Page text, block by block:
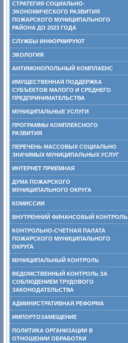
СТРАТЕГИЯ СОЦИАЛЬНО-
ЭКОНОМИЧЕСКОГО РАЗВИТИЯ
ПОЖАРСКОГО МУНИЦИПАЛЬНОГО
РАЙОНА ДО 2023 ГОДА
СЛУЖБЫ ИНФОРМИРУЮТ
ЭКОЛОГИЯ
АНТИМОНОПОЛЬНЫЙ КОМПЛАЕНС
ИМУЩЕСТВЕННАЯ ПОДДЕРЖКА
СУБЪЕКТОВ МАЛОГО И СРЕДНЕГО
ПРЕДПРИНИМАТЕЛЬСТВА
МУНИЦИПАЛЬНЫЕ УСЛУГИ
ПРОГРАММЫ КОМПЛЕКСНОГО
РАЗВИТИЯ
ПЕРЕЧЕНЬ МАССОВЫХ СОЦИАЛЬНО
ЗНАЧИМЫХ МУНИЦИПАЛЬНЫХ УСЛУГ
ИНТЕРНЕТ ПРИЕМНАЯ
ДУМА ПОЖАРСКОГО
МУНИЦИПАЛЬНОГО ОКРУГА
КОМИССИИ
ВНУТРЕННИЙ ФИНАНСОВЫЙ КОНТРОЛЬ
КОНТРОЛЬНО-СЧЕТНАЯ ПАЛАТА
ПОЖАРСКОГО МУНИЦИПАЛЬНОГО
ОКРУГА
МУНИЦИПАЛЬНЫЙ КОНТРОЛЬ
ВЕДОМСТВЕННЫЙ КОНТРОЛЬ ЗА
СОБЛЮДЕНИЕМ ТРУДОВОГО
ЗАКОНОДАТЕЛЬСТВА
АДМИНИСТРАТИВНАЯ РЕФОРМА
ИМПОРТОЗАМЕЩЕНИЕ
ПОЛИТИКА ОРГАНИЗАЦИИ В
ОТНОШЕНИИ ОБРАБОТКИ